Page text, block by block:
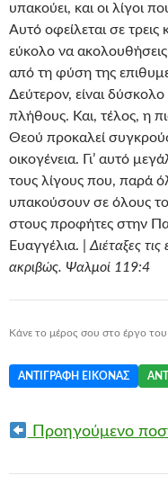
υπακούει, και οι λίγοι
Αυτό οφείλεται σε
εύκολο να
από τη φύση της
Δεύτερον, είναι
πλήθους. Και, τέλος, η
Θεού προκαλεί
οικογένεια. Γι’ αυτό
τους λίγους που, παρά
υπακούσουν σε όλους
στους προφήτες στην
Ευαγγέλια. | Διέταξες
ακριβώς. Ψαλμοί 119:4
Κάνε το μέρος σου στο έργο
ΑΝΤΙΓΡΑΦΉ ΕΙΚΌΝΑΣ
Προηγούμενο